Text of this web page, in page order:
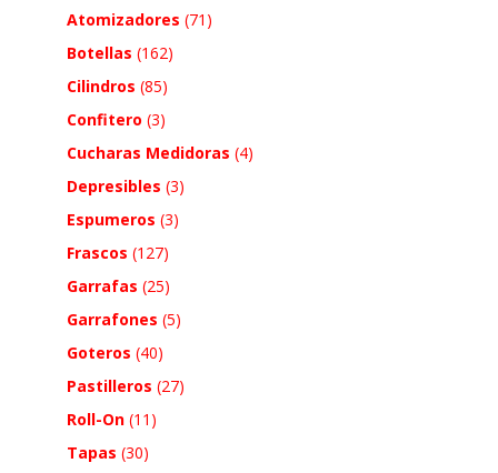
Atomizadores (71)
Botellas (162)
Cilindros (85)
Confitero (3)
Cucharas Medidoras (4)
Depresibles (3)
Espumeros (3)
Frascos (127)
Garrafas (25)
Garrafones (5)
Goteros (40)
Pastilleros (27)
Roll-On (11)
Tapas (30)